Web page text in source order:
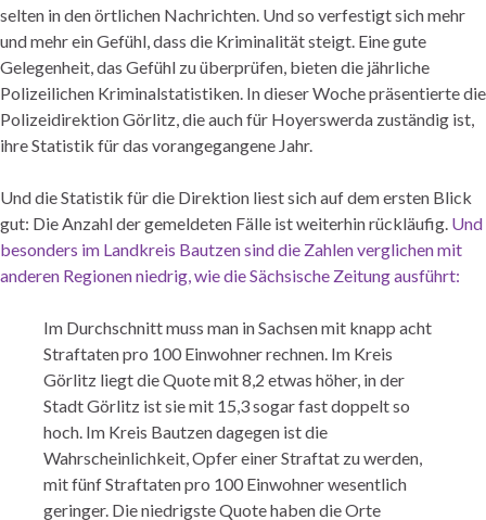
selten in den örtlichen Nachrichten. Und so verfestigt sich mehr
und mehr ein Gefühl, dass die Kriminalität steigt. Eine gute
Gelegenheit, das Gefühl zu überprüfen, bieten die jährliche
Polizeilichen Kriminalstatistiken. In dieser Woche präsentierte die
Polizeidirektion Görlitz, die auch für Hoyerswerda zuständig ist,
ihre Statistik für das vorangegangene Jahr.
Und die Statistik für die Direktion liest sich auf dem ersten Blick
gut: Die Anzahl der gemeldeten Fälle ist weiterhin rückläufig. Und
besonders im Landkreis Bautzen sind die Zahlen verglichen mit
anderen Regionen niedrig, wie die Sächsische Zeitung ausführt:
Im Durchschnitt muss man in Sachsen mit knapp acht
Straftaten pro 100 Einwohner rechnen. Im Kreis
Görlitz liegt die Quote mit 8,2 etwas höher, in der
Stadt Görlitz ist sie mit 15,3 sogar fast doppelt so
hoch. Im Kreis Bautzen dagegen ist die
Wahrscheinlichkeit, Opfer einer Straftat zu werden,
mit fünf Straftaten pro 100 Einwohner wesentlich
geringer. Die niedrigste Quote haben die Orte